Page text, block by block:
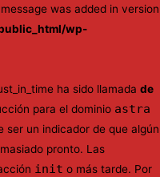
was added in version
wp-
ha sido llamada de
para el dominio astra
ser un indicador de que algún
pronto. Las
init o más tarde. Por